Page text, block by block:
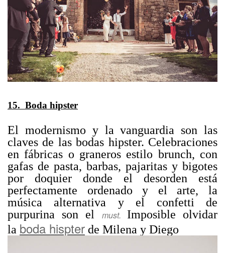
15. Boda hipster
El modernismo y la vanguardia son las
claves de las bodas hipster. Celebraciones
en fábricas o graneros estilo brunch, con
gafas de pasta, barbas, pajaritas y bigotes
por doquier donde el desorden está
perfectamente ordenado y el arte, la
música alternativa y el confetti de
purpurina son el must. Imposible olvidar
la boda hispter de Milena y Diego